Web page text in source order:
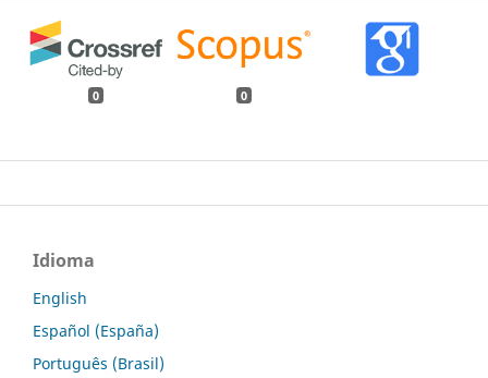
0 0
Idioma
English
Español (España)
Português (Brasil)